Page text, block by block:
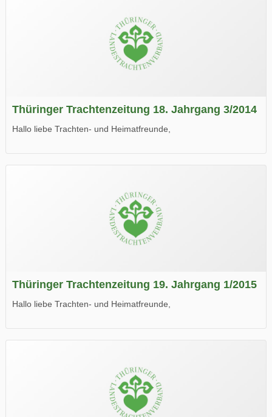
Thüringer Trachtenzeitung 18. Jahrgang 3/2014
Hallo liebe Trachten- und Heimatfreunde,
Wir wünschen Euch viel Spaß beim Lesen.
Thüringer Trachtenzeitung 19. Jahrgang 1/2015
Hallo liebe Trachten- und Heimatfreunde,
Wir wünschen Euch viel Spaß beim Lesen.